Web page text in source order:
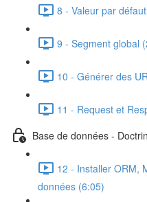
8 - Valeur par
9 - Segment global
10 - Générer des
11 - Request et
Base de données -
12 - Installer ORM,
données (6:05)